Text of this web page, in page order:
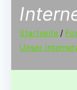
Startseite
Unser